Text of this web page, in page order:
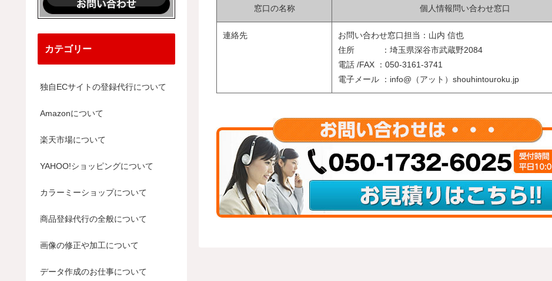
窓口の名称
個人情報問い合わせ窓口
連絡先
お問い合わせ窓口担当：山内 信也
住所 ：埼玉県深谷市武蔵野2084
電話 /FAX ：050-3161-3741
電子メール ：info@（アット）shouhintouroku.jp
カテゴリー
独自ECサイトの登録代行について
Amazonについて
楽天市場について
YAHOO!ショッピングについて
カラーミーショップについて
商品登録代行の全般について
画像の修正や加工について
データ作成のお仕事について